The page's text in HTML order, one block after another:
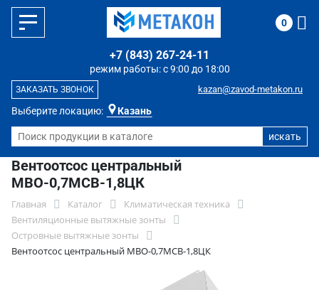
Выберите локацию: Казань
режим работы: с 9:00 до 18:00
+7 (843) 267-24-11
kazan@zavod-metakon.ru
ЗАКАЗАТЬ ЗВОНОК
0
Вентоотсос центральный
МВО-0,7МСВ-1,8ЦК
Главная Каталог
Климатическая техника
Вентиляционные вытяжные зонты
Островные вытяжные зонты
Вентоотсос центральный МВО-0,7МСВ-1,8ЦК